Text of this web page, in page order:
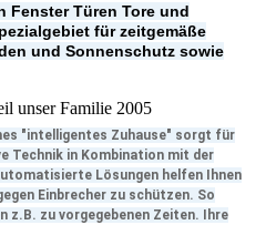
Fenster Türen Tore und
für zeitgemäße
und Sonnenschutz sowie
unser Familie 2005
"intelligentes Zuhause" sorgt für
Technik in Kombination mit der
Lösungen helfen Ihnen
Einbrecher zu schützen. So
z.B. zu vorgegebenen Zeiten. Ihre